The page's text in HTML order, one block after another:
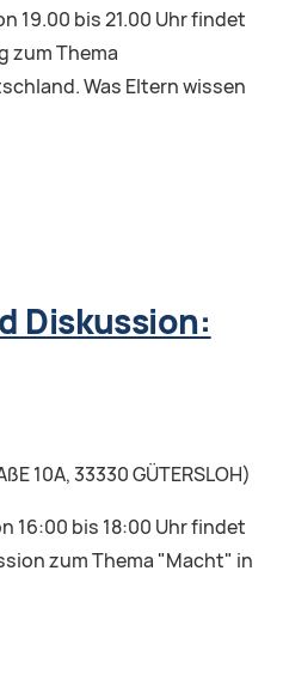
19.00 bis 21.00 Uhr findet
zum Thema
Was Eltern wissen
Diskussion:
10A, 33330 GÜTERSLOH)
16:00 bis 18:00 Uhr findet
zum Thema "Macht" in